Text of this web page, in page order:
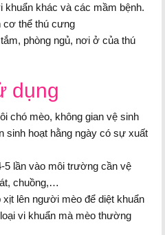
khuẩn khác và các mầm bệnh.
cơ thể thú cưng
phòng ngủ, nơi ở của thú
dụng
chó mèo, không gian vệ sinh
sinh hoạt hằng ngày có sự xuất
5 lần vào môi trường cần vệ
chuồng,…
lên người mèo để diệt khuẩn
vi khuẩn mà mèo thường